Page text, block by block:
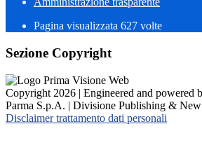
Pagina visualizzata 627 volte
Sezione Copyright
Copyright 2026 | Engineered and powered
Parma S.p.A. | Divisione Publishing &
Disclaimer trattamento dati personali